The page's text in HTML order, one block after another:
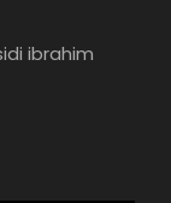
ibrahim